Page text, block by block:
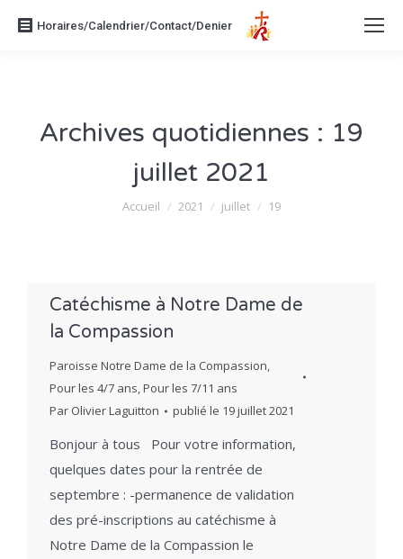
Horaires/Calendrier/Contact/Denier
Archives quotidiennes : 19
juillet 2021
Vous êtes ici :
Accueil 2021 juillet 19
Catéchisme à Notre Dame de
la Compassion
Paroisse Notre Dame de la Compassion,
Pour les 4/7 ans,Pour les 7/11 ans
Par Olivier Laguitton publié le 19 juillet 2021
Bonjour à tous Pour votre information,
quelques dates pour la rentrée de
septembre : -permanence de validation
des pré-inscriptions au catéchisme à
Notre Dame de la Compassion le